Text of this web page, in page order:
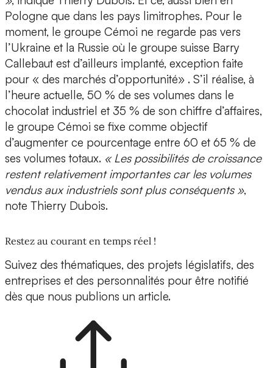
Pologne que dans les pays limitrophes. Pour le
moment, le groupe Cémoi ne regarde pas vers
l’Ukraine et la Russie où le groupe suisse Barry
Callebaut est d’ailleurs implanté, exception faite
pour « des marchés d’opportunité» . S’il réalise, à
l’heure actuelle, 50 % de ses volumes dans le
chocolat industriel et 35 % de son chiffre d’affaires,
le groupe Cémoi se fixe comme objectif
d’augmenter ce pourcentage entre 60 et 65 % de
ses volumes totaux. « Les possibilités de croissance
restent relativement importantes car les volumes
vendus aux industriels sont plus conséquents »,
note Thierry Dubois.
Restez au courant en temps réel !
Suivez des thématiques, des projets législatifs, des
entreprises et des personnalités pour être notifié
dès que nous publions un article.